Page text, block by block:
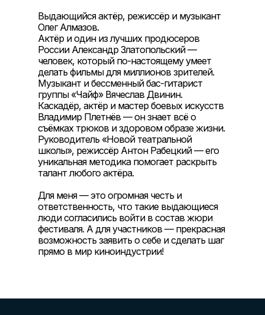
Выдающийся актёр, режиссёр и музыкант
Олег Алмазов.
Актёр и один из лучших продюсеров
России Александр Златопольский —
человек, который по-настоящему умеет
делать фильмы для миллионов зрителей.
Музыкант и бессменный бас-гитарист
группы «Чайф» Вячеслав Двинин.
Каскадёр, актёр и мастер боевых искусств
Владимир Плетнёв — он знает всё о
съёмках трюков и здоровом образе жизни.
Руководитель «Новой театральной
школы», режиссёр Антон Рабецкий — его
уникальная методика помогает раскрыть
талант любого актёра.
Для меня — это огромная честь и
ответственность, что такие выдающиеся
люди согласились войти в состав жюри
фестиваля. А для участников — прекрасная
возможность заявить о себе и сделать шаг
прямо в мир киноиндустрии!